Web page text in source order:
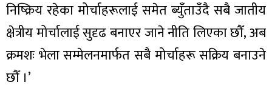
निष्क्रिय रहेका मोर्चाहरूलाई समेत ब्युँताउँदै सबै जातीय
क्षेत्रीय मोर्चालाई सुदृढ बनाएर जाने नीति लिएका छौँ, अब
क्रमशः भेला सम्मेलनमार्फत सबै मोर्चाहरू सक्रिय बनाउने
छौँ ।’